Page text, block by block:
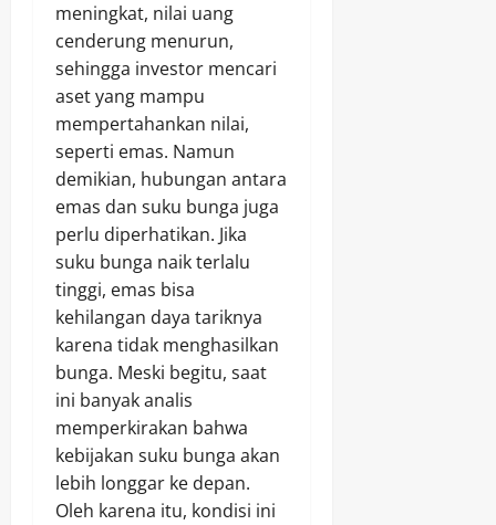
meningkat, nilai uang
cenderung menurun,
sehingga investor mencari
aset yang mampu
mempertahankan nilai,
seperti emas. Namun
demikian, hubungan antara
emas dan suku bunga juga
perlu diperhatikan. Jika
suku bunga naik terlalu
tinggi, emas bisa
kehilangan daya tariknya
karena tidak menghasilkan
bunga. Meski begitu, saat
ini banyak analis
memperkirakan bahwa
kebijakan suku bunga akan
lebih longgar ke depan.
Oleh karena itu, kondisi ini